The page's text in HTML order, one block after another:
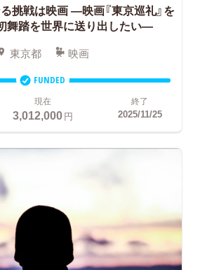
挑戦は映画 ―映画『東京巡礼』を
舞踏を世界に送り出したい―
東京都 映画
FUNDED
現在
3,012,000円
終了
2025/11/25